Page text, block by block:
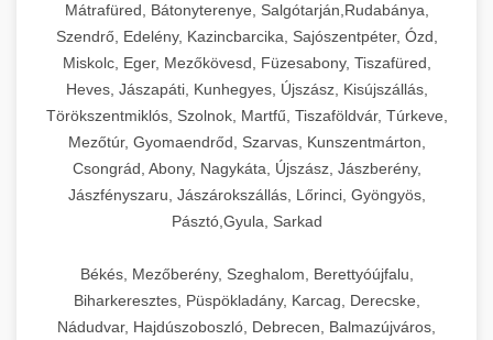
Mátrafüred, Bátonyterenye, Salgótarján,Rudabánya,
Szendrő, Edelény, Kazincbarcika, Sajószentpéter, Ózd,
Miskolc, Eger, Mezőkövesd, Füzesabony, Tiszafüred,
Heves, Jászapáti, Kunhegyes, Újszász, Kisújszállás,
Törökszentmiklós, Szolnok, Martfű, Tiszaföldvár, Túrkeve,
Mezőtúr, Gyomaendrőd, Szarvas, Kunszentmárton,
Csongrád, Abony, Nagykáta, Újszász, Jászberény,
Jászfényszaru, Jászárokszállás, Lőrinci, Gyöngyös,
Pásztó,Gyula, Sarkad
Békés, Mezőberény, Szeghalom, Berettyóújfalu,
Biharkeresztes, Püspökladány, Karcag, Derecske,
Nádudvar, Hajdúszoboszló, Debrecen, Balmazújváros,